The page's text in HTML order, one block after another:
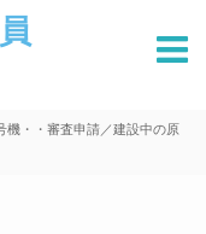
機・・審査申請／建設中の原